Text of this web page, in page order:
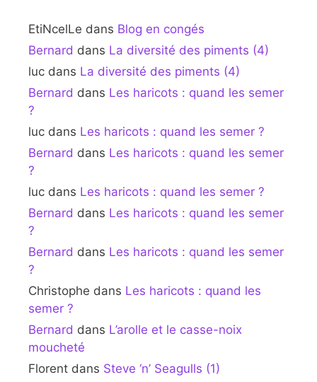
EtiNcelLe dans Blog en congés
Bernard dans La diversité des piments (4)
luc dans La diversité des piments (4)
Bernard dans Les haricots : quand les semer
?
luc dans Les haricots : quand les semer ?
Bernard dans Les haricots : quand les semer
?
luc dans Les haricots : quand les semer ?
Bernard dans Les haricots : quand les semer
?
Bernard dans Les haricots : quand les semer
?
Christophe dans Les haricots : quand les
semer ?
Bernard dans L’arolle et le casse-noix
moucheté
Florent dans Steve ‘n’ Seagulls (1)